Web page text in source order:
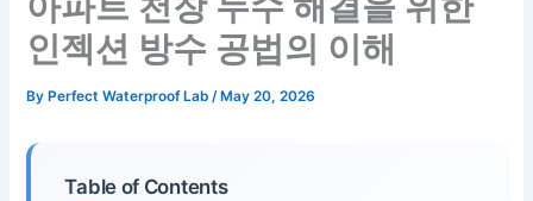
인젝션 방수 공법의 이해
By Perfect Waterproof Lab/ May 20, 2026
Table of Contents